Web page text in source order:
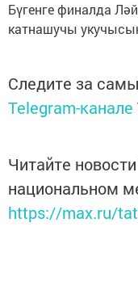
Бүгенге финалда
катнашучы
Следите за
Telegram-канале
Читайте
национальном
https://max.ru/